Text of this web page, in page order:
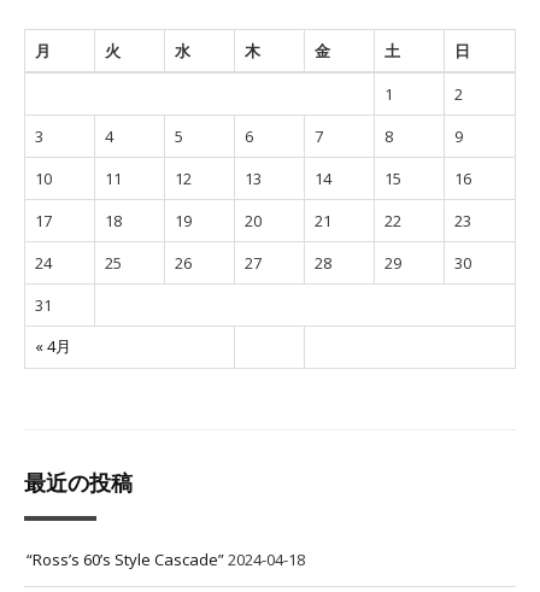
月 火 水 木 金 土 日
« 4月
1
2
3
4 5 6 7 8
9
10
11 12 13 14 15
16
17
18 19 20 21 22
23
24
25 26 27 28 29
30
31
最近の投稿
“Ross’s 60’s Style Cascade”2024-04-18